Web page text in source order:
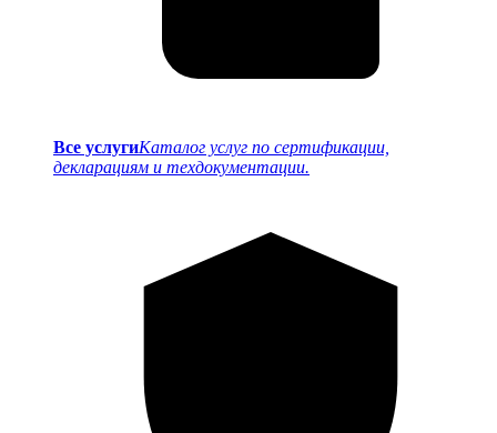
Все услугиКаталог услуг по сертификации,
декларациям и техдокументации.